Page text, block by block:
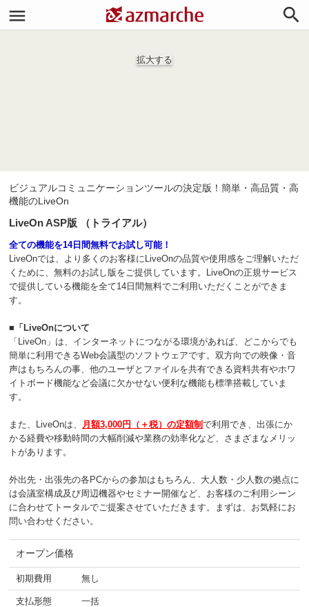


拡大する
ビジュアルコミュニケーションツールの決定版！簡単・高品質・高
機能のLiveOn
LiveOn ASP版 （トライアル）
全ての機能を14日間無料でお試し可能！
LiveOnでは、より多くのお客様にLiveOnの品質や使用感をご理解いただ
くために、無料のお試し版をご提供しています。LiveOnの正規サービス
で提供している機能を全て14日間無料でご利用いただくことができま
す。
■「LiveOnについて
「LiveOn」は、インターネットにつながる環境があれば、どこからでも
簡単に利用できるWeb会議型のソフトウェアです。双方向での映像・音
声はもちろんの事、他のユーザとファイルを共有できる資料共有やホワ
イトボード機能など会議に欠かせない便利な機能も標準搭載していま
す。
また、LiveOnは、 月額3,000円（＋税）の定額制 で利用でき、出張にか
かる経費や移動時間の大幅削減や業務の効率化など、さまざまなメリッ
トがあります。
外出先・出張先の各PCからの参加はもちろん、大人数・少人数の拠点に
は会議室構成及び周辺機器やセミナー開催など、お客様のご利用シーン
に合わせてトータルでご提案させていただきます。まずは、お気軽にお
問い合わせください。
オープン価格
初期費用 無し
支払形態 一括